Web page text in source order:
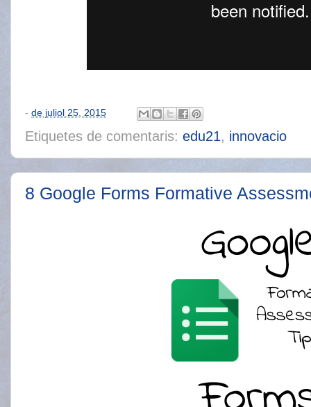
- de juliol 25, 2015
Etiquetes de comentaris: edu21 innovacio
8 Google Forms Formative